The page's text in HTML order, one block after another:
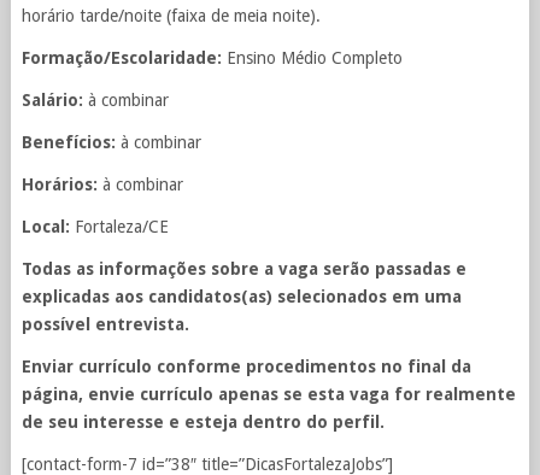
horário tarde/noite (faixa de meia noite).
Formação/Escolaridade: Ensino Médio Completo
Salário: à combinar
Benefícios: à combinar
Horários: à combinar
Local: Fortaleza/CE
Todas as informações sobre a vaga serão passadas e
explicadas aos candidatos(as) selecionados em uma
possível entrevista.
Enviar currículo conforme procedimentos no final da
página, envie currículo apenas se esta vaga for realmente
de seu interesse e esteja dentro do perfil.
[contact-form-7 id=”38″ title=”DicasFortalezaJobs”]